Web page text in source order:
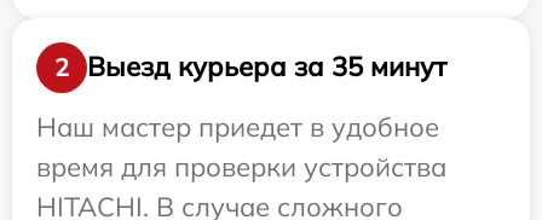
2
Выезд курьера за 35 минут
Наш мастер приедет в удобное
время для проверки устройства
HITACHI. В случае сложного